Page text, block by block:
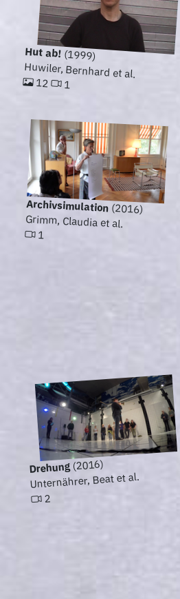
Hut ab!(1999)
Huwiler, Bernhard et al.
12 1
Archivsimulation(2016)
Grimm, Claudia et al.
1
Drehung(2016)
Unternährer, Beat et al.
2